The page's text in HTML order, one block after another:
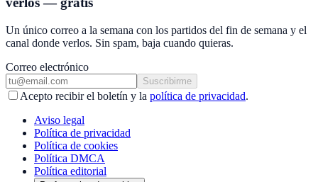
Un único correo a la semana con los partidos del fin de semana y el
canal donde verlos. Sin spam, baja cuando quieras.
Correo electrónico
Suscribirme
Acepto recibir el boletín y la política de privacidad.
Aviso legal
Política de privacidad
Política de cookies
Política DMCA
Política editorial